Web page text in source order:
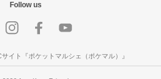
Follow us
イト『ポケットマルシェ（ポケマル）』